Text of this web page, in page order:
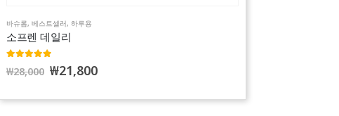
바슈롬, 베스트셀러, 하루용
소프렌 데일리
₩28,000 ₩21,800